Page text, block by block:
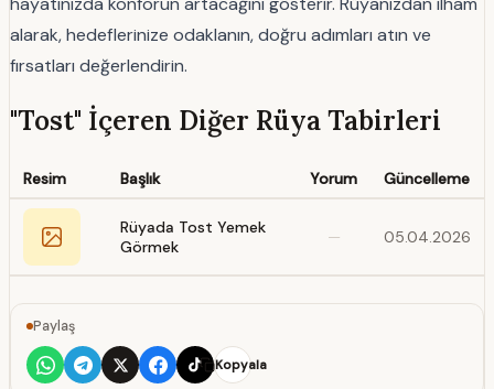
alarak, hedeflerinize odaklanın, doğru adımları atın ve
fırsatları değerlendirin.
"Tost" İçeren Diğer Rüya Tabirleri
Resim Başlık Yorum Güncelleme
Rüyada Tost Yemek
Görmek
— 05.04.2026
Paylaş
Kopyala